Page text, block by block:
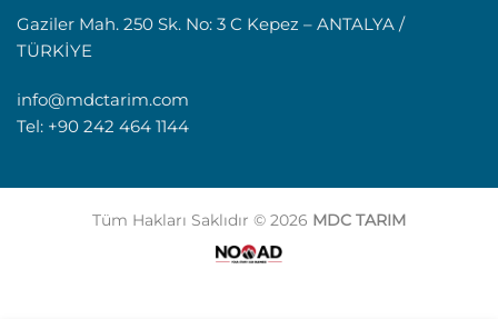
Gaziler Mah. 250 Sk. No: 3 C Kepez – ANTALYA /
TÜRKİYE
info@mdctarim.com
Tel: +90 242 464 1144
Tüm Hakları Saklıdır © 2026 MDC TARIM